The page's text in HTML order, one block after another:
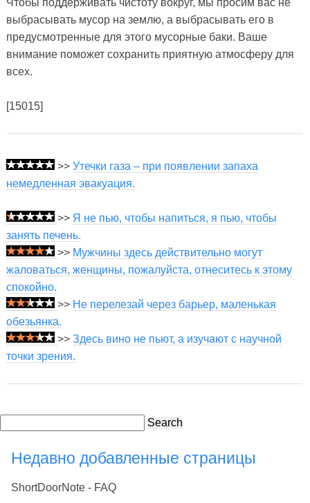
Чтобы поддерживать чистоту вокруг, мы просим вас не
выбрасывать мусор на землю, а выбрасывать его в
предусмотренные для этого мусорные баки. Ваше
внимание поможет сохранить приятную атмосферу для
всех.
[15015]
>> Утечки газа – при появлении запаха
немедленная эвакуация.
>> Я не пью, чтобы напиться, я пью, чтобы
занять печень.
>> Мужчины здесь действительно могут
жаловаться, женщины, пожалуйста, отнеситесь к этому
спокойно.
>> Не перелезай через барьер, маленькая
обезьянка.
>> Здесь вино не пьют, а изучают с научной
точки зрения.
Search
Недавно добавленные страницы
ShortDoorNote - FAQ